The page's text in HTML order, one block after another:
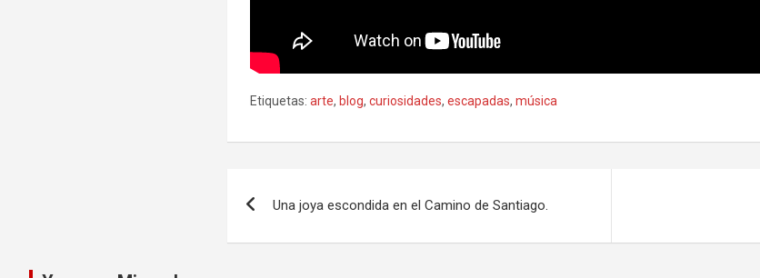
Etiquetas: arte,blog,curiosidades,escapadas,música
Una joya escondida en el Camino de Santiago.